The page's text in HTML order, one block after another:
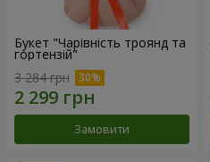
Букет "Чарівність троянд та
гортензій"
3 284 грн
Замовити